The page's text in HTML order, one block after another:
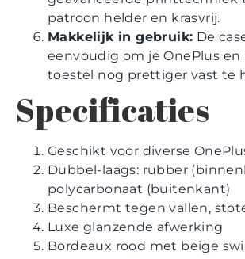
patroon helder en krasvrij.
Makkelijk in gebruik: De
eenvoudig om je OnePlus en
toestel nog prettiger vast te
Specificaties
Geschikt voor diverse
Dubbel-laags: rubber
polycarbonaat (buitenkant)
Beschermt tegen vallen,
Luxe glanzende afwerking
Bordeaux rood met beige